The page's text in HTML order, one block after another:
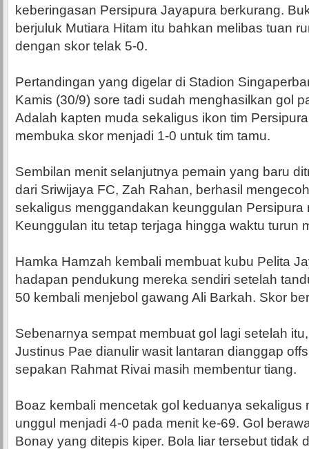
keberingasan Persipura Jayapura berkurang.
berjuluk Mutiara Hitam itu bahkan melibas tuan
dengan skor telak 5-0.
Pertandingan yang digelar di Stadion
Kamis (30/9) sore tadi sudah menghasilkan gol
Adalah kapten muda sekaligus ikon tim
membuka skor menjadi 1-0 untuk tim tamu.
Sembilan menit selanjutnya pemain yang baru
dari Sriwijaya FC, Zah Rahan, berhasil
sekaligus menggandakan keunggulan Persipura
Keunggulan itu tetap terjaga hingga waktu turun
Hamka Hamzah kembali membuat kubu Pelita
hadapan pendukung mereka sendiri setelah
50 kembali menjebol gawang Ali Barkah. Skor
Sebenarnya sempat membuat gol lagi setelah
Justinus Pae dianulir wasit lantaran dianggap
sepakan Rahmat Rivai masih membentur tiang.
Boaz kembali mencetak gol keduanya sekaligus
unggul menjadi 4-0 pada menit ke-69. Gol
Bonay yang ditepis kiper. Bola liar tersebut tidak